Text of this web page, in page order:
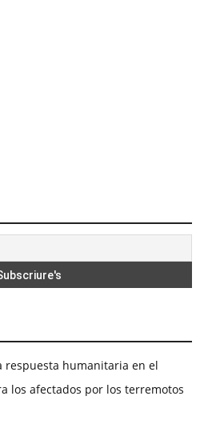
respuesta humanitaria en el
los afectados por los terremotos